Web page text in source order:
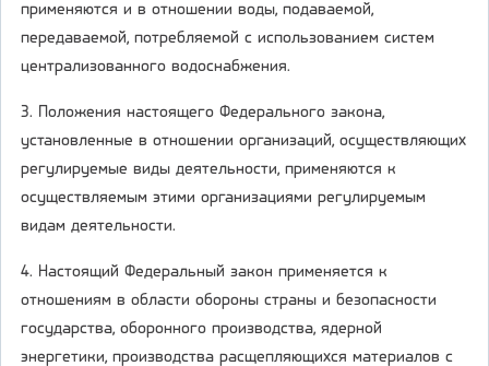
применяются и в отношении воды, подаваемой,
передаваемой, потребляемой с использованием систем
централизованного водоснабжения.
3. Положения настоящего Федерального закона,
установленные в отношении организаций, осуществляющих
регулируемые виды деятельности, применяются к
осуществляемым этими организациями регулируемым
видам деятельности.
4. Настоящий Федеральный закон применяется к
отношениям в области обороны страны и безопасности
государства, оборонного производства, ядерной
энергетики, производства расщепляющихся материалов с